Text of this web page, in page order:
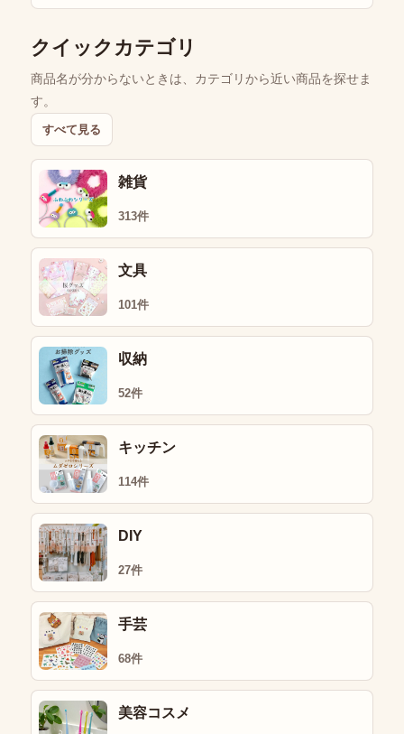
クイックカテゴリ
商品名が分からないときは、カテゴリから近い商品を探せま
す。
すべて見る
雑貨
313件
文具
101件
収納
52件
キッチン
114件
DIY
27件
手芸
68件
美容コスメ